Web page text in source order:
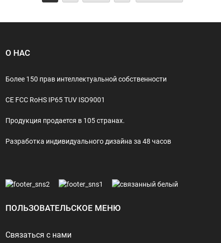
О НАС
Более 150 прав интеллектуальной собственности
CE FCC RoHS IP65 TUV ISO9001
Продукция продается в 105 странах.
Разработка индивидуального дизайна за 48 часов
ПОЛЬЗОВАТЕЛЬСКОЕ МЕНЮ
Связаться с нами